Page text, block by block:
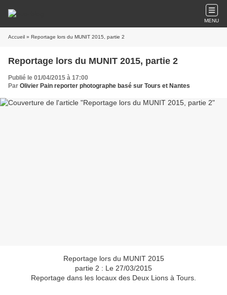
MENU
Accueil » Reportage lors du MUNIT 2015, partie 2
Reportage lors du MUNIT 2015, partie 2
Publié le 01/04/2015 à 17:00
Par Olivier Pain reporter photographe basé sur Tours et Nantes
Reportage lors du MUNIT 2015
partie 2 : Le 27/03/2015
Reportage dans les locaux des Deux Lions à Tours.